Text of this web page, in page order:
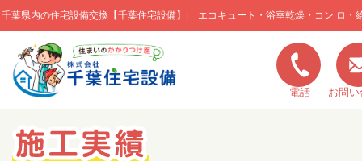
千葉県内の住宅設備交換【千葉住宅設備】| エコキュート・浴室乾燥・コン ロ・
このページの本文へ移動
電話 お問
キャンペーン一覧